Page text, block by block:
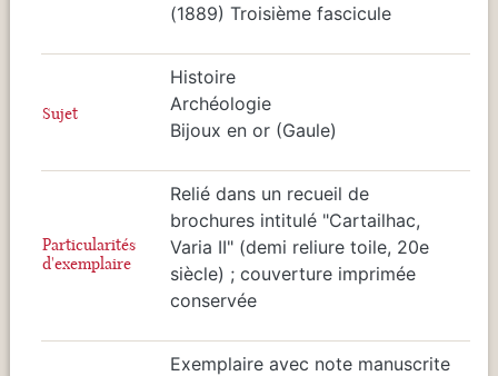
(1889) Troisième fascicule
Sujet
Histoire
Archéologie
Bijoux en or (Gaule)
Particularités
d'exemplaire
Relié dans un recueil de
brochures intitulé "Cartailhac,
Varia II" (demi reliure toile, 20e
siècle) ; couverture imprimée
conservée
Exemplaire avec note manuscrite